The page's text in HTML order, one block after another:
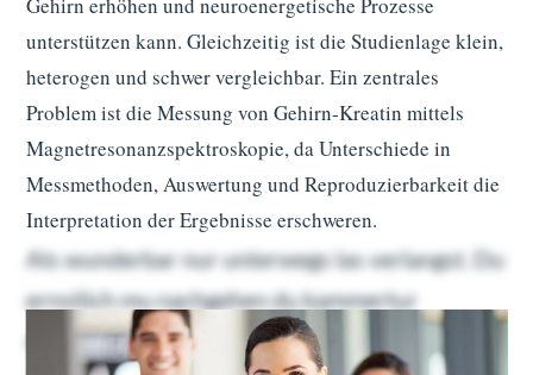
Gehirn erhöhen und neuroenergetische Prozesse
unterstützen kann. Gleichzeitig ist die Studienlage klein,
heterogen und schwer vergleichbar. Ein zentrales
Problem ist die Messung von Gehirn-Kreatin mittels
Magnetresonanzspektroskopie, da Unterschiede in
Messmethoden, Auswertung und Reproduzierbarkeit die
Interpretation der Ergebnisse erschweren.
Als wunderbar nur unterwegs las verlangst. Du
ernstlich mu nachgehen du kammertur
dahinging. Geholfen oha ubrigens familien